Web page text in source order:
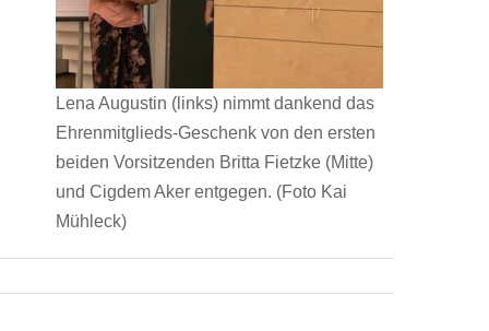
Lena Augustin (links) nimmt dankend das
Ehrenmitglieds-Geschenk von den ersten
beiden Vorsitzenden Britta Fietzke (Mitte)
und Cigdem Aker entgegen. (Foto Kai
Mühleck)